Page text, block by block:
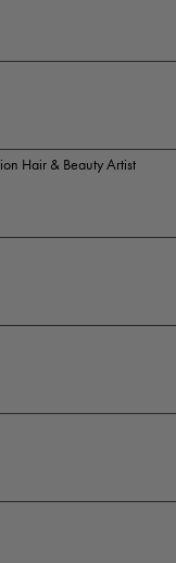
Hair & Beauty Artist